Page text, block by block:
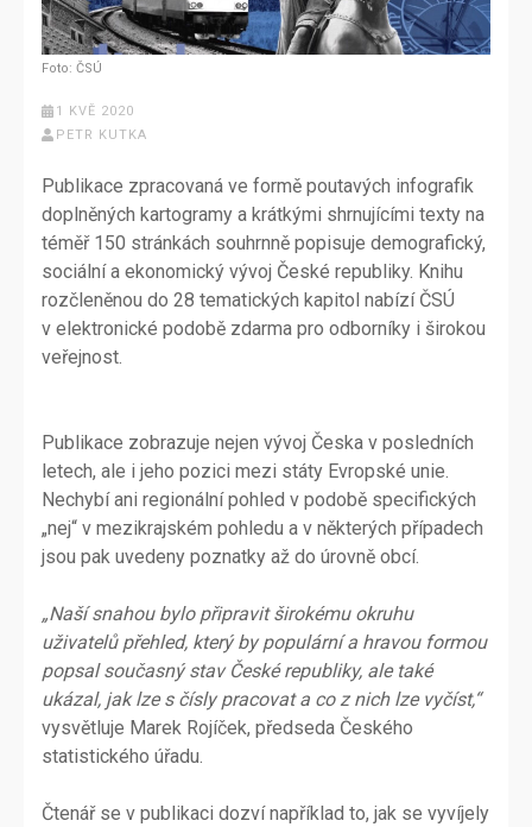
Foto: ČSÚ
1 KVĚ 2020
PETR KUTKA
Publikace zpracovaná ve formě poutavých infografik
doplněných kartogramy a krátkými shrnujícími texty na
téměř 150 stránkách souhrnně popisuje demografický,
sociální a ekonomický vývoj České republiky. Knihu
rozčleněnou do 28 tematických kapitol nabízí ČSÚ
v elektronické podobě zdarma pro odborníky i širokou
veřejnost.
Publikace zobrazuje nejen vývoj Česka v posledních
letech, ale i jeho pozici mezi státy Evropské unie.
Nechybí ani regionální pohled v podobě specifických
„nej“ v mezikrajském pohledu a v některých případech
jsou pak uvedeny poznatky až do úrovně obcí.
„Naší snahou bylo připravit širokému okruhu
uživatelů přehled, který by populární a hravou formou
popsal současný stav České republiky, ale také
ukázal, jak lze s čísly pracovat a co z nich lze vyčíst,“
vysvětluje Marek Rojíček, předseda Českého
statistického úřadu.
Čtenář se v publikaci dozví například to, jak se vyvíjely